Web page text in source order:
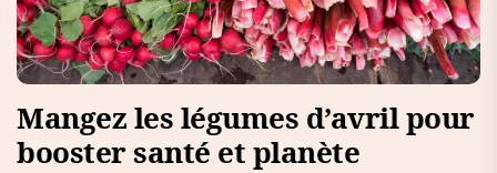
Mangez les légumes d’avril pour
booster santé et planète